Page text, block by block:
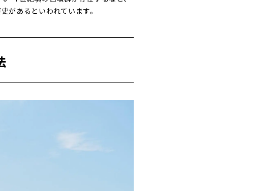
があるといわれています。